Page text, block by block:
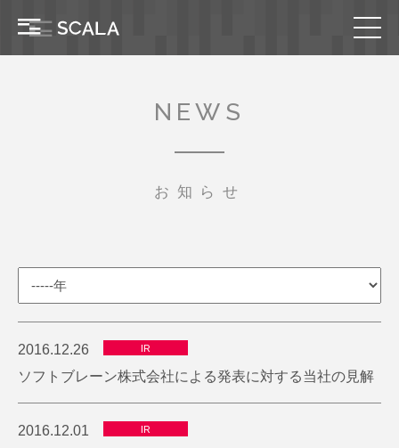
NEWS
お知らせ
2016.12.26 IR
ソフトブレーン株式会社による発表に対する当社の見解
2016.12.01 IR